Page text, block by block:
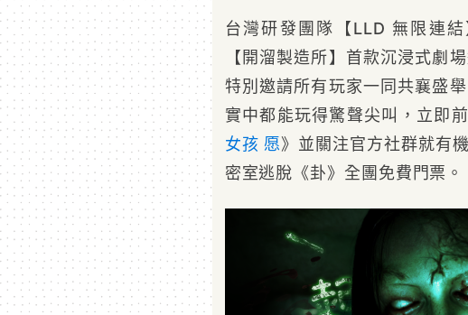
台灣研發團隊【LLD 無限連
【開溜製造所】首款沉浸式劇
特別邀請所有玩家一同共襄盛
實中都能玩得驚聲尖叫，立即
女孩 愿》並關注官方社群就有
密室逃脫《卦》全團免費門票。